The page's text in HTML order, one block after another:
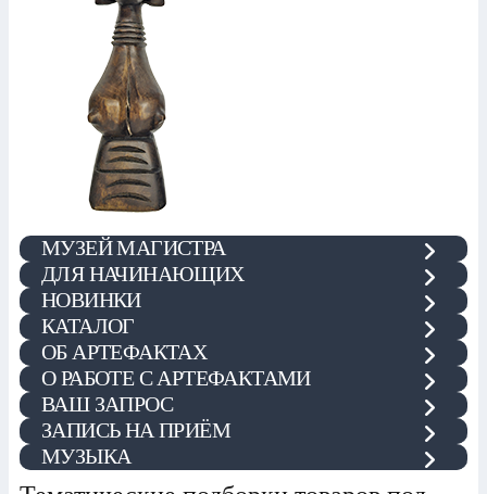
МУЗЕЙ МАГИСТРА
ДЛЯ НАЧИНАЮЩИХ
НОВИНКИ
КАТАЛОГ
ОБ АРТЕФАКТАХ
О РАБОТЕ С АРТЕФАКТАМИ
ВАШ ЗАПРОС
ЗАПИСЬ НА ПРИЁМ
МУЗЫКА